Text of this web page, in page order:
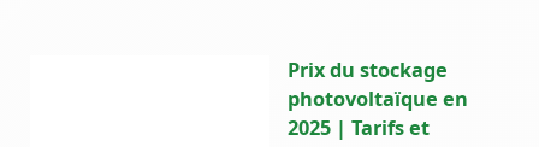
Prix du stockage
photovoltaïque en
2025 | Tarifs et